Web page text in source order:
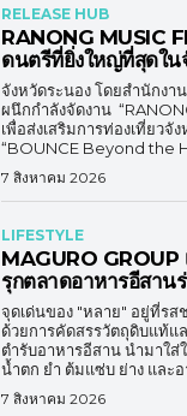
RELEASE HUB
RANONG MUSIC
ดนตรีที่ยิ่งใหญ่ที่สุดใน
จังหวัดระนอง โดยสำนักงา
ผนึกกำลังจัดงาน
เพื่อส่งเสริมการท่องเที่ยวจั
“BOUNCE Beyond the
7 สิงหาคม 2026
LIFESTYLE
MAGURO GROUP
รุกตลาดอาหารอีสาน
จุดเด่นของ "หลาย" อยู่ที่รส
ด้วยการคัดสรรวัตถุดิบแท้แ
ตำรับอาหารอีสาน นำมาใ
น้ำตก ยำ ต้มแซ่บ ย่าง และ
7 สิงหาคม 2026